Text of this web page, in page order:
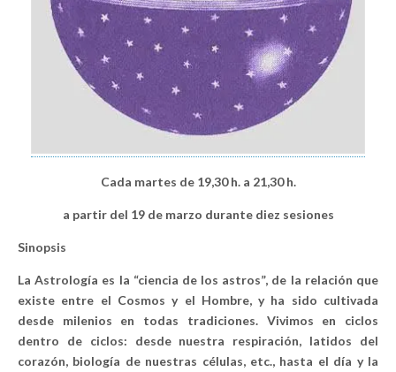
Cada martes de 19,30 h. a 21,30 h.
a partir del 19 de marzo durante diez sesiones
Sinopsis
La Astrología es la “ciencia de los astros”, de la relación que
existe entre el Cosmos y el Hombre, y ha sido cultivada
desde milenios en todas tradiciones. Vivimos en ciclos
dentro de ciclos: desde nuestra respiración, latidos del
corazón, biología de nuestras células, etc., hasta el día y la